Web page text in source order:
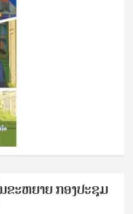
ຂະ​ຫ​ຍາຍ ກອງ​ປະ​ຊຸມ​